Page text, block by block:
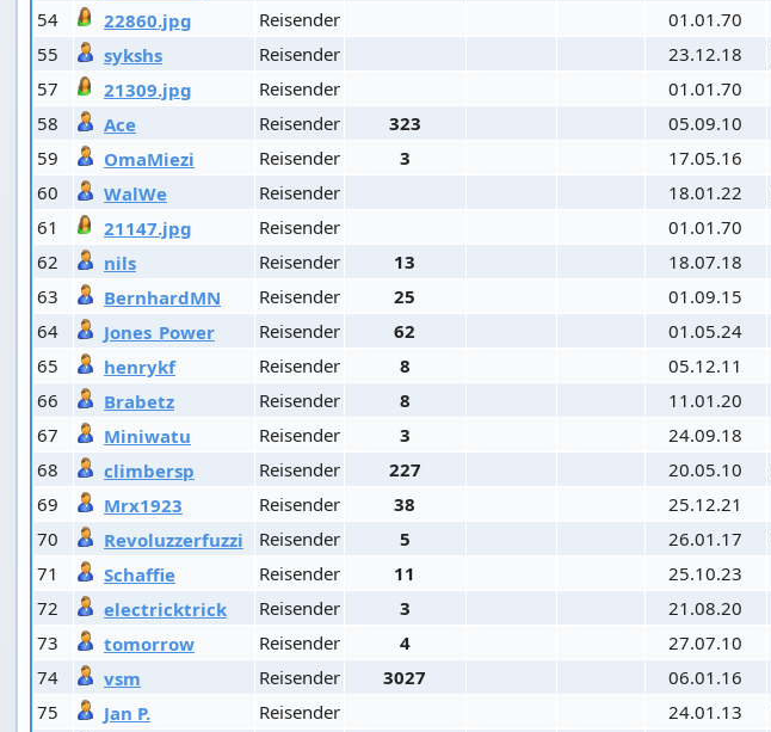
54
22860.jpg Reisender
01.01.70
55
sykshs Reisender 23.12.18
57
21309.jpg Reisender
01.01.70
58
Ace Reisender 323
05.09.10
59
OmaMiezi Reisender 3
17.05.16
60
WalWe Reisender 18.01.22
61
21147.jpg Reisender
01.01.70
62
nils Reisender 13
18.07.18
63
BernhardMN Reisender 25
01.09.15
64
Jones_Power Reisender 62
01.05.24
65
henrykf Reisender 8
05.12.11
66
Brabetz Reisender 8
11.01.20
67
Miniwatu Reisender 3
24.09.18
68
climbersp Reisender 227 20.05.10
69
Mrx1923 Reisender 38
25.12.21
70
Revoluzzerfuzzi Reisender 5 26.01.17
71
Schaffie Reisender 11
25.10.23
72
electricktrick Reisender 3
21.08.20
73
tomorrow Reisender 4
27.07.10
74
vsm Reisender 3027
06.01.16
75
Jan P. Reisender 24.01.13